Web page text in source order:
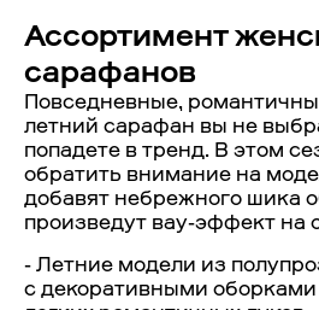
Ассортимент
сарафанов
Повседневные,
летний сарафан вы не
попадете в тренд. В этом
обратить внимание на
добавят небрежного шика
произведут вау-эффект на
- Летние модели из
с декоративными